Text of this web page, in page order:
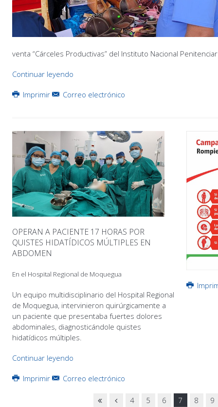
venta “Cárceles Productivas” del Instituto Nacional
Continuar leyendo
Imprimir Correo electrónico
OPERAN A PACIENTE 17 HORAS POR
QUISTES HIDATÍDICOS MÚLTIPLES EN
ABDOMEN
En el Hospital Regional de Moquegua
Un equipo multidisciplinario del Hospital Regional
de Moquegua, intervinieron quirúrgicamente a
un paciente que presentaba fuertes dolores
abdominales, diagnosticándole quistes
hidatídicos múltiples.
Continuar leyendo
Imprimir Correo electrónico
4 5 6 7 8 9